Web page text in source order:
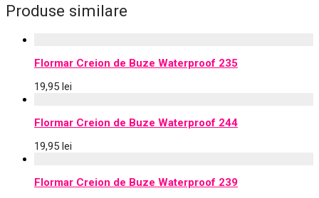
Produse similare
Flormar Creion de Buze Waterproof 235
19,95 lei
Flormar Creion de Buze Waterproof 244
19,95 lei
Flormar Creion de Buze Waterproof 239